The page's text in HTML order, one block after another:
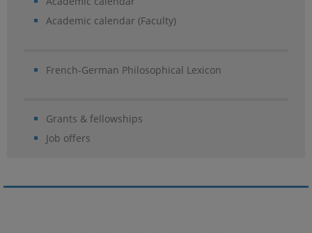
Academic calendar (Faculty)
French-German Philosophical Lexicon
Grants & fellowships
Job offers